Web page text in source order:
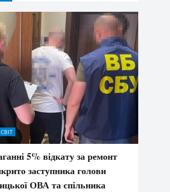
5% відкату за ремонт
заступника голови
ОВА та спільника